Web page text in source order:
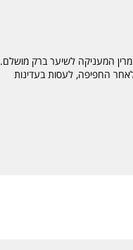
המעניקה לשיער ברק מושלם.
החפיפה, לעסות בעדינות